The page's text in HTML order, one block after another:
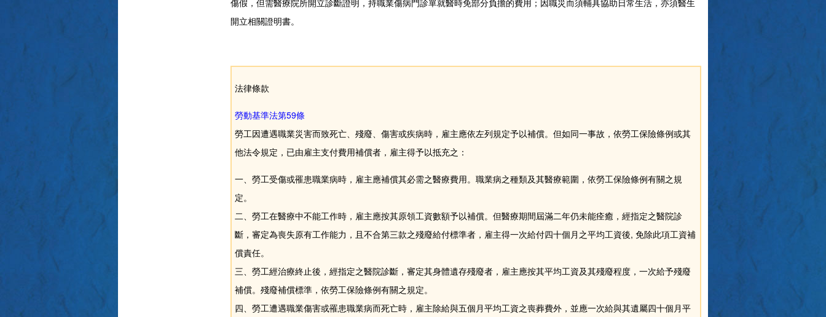
傷假，但需醫療院所開立診斷證明，持職業傷病門診單就醫時免部分負擔的費用；因職災而須輔具協助日常生活，亦須醫生
開立相關證明書。
法律條款
勞動基準法第59條
勞工因遭遇職業災害而致死亡、殘廢、傷害或疾病時，雇主應依左列規定予以補償。但如同一事故，依勞工保險條例或其
他法令規定，已由雇主支付費用補償者，雇主得予以抵充之：
一、勞工受傷或罹患職業病時，雇主應補償其必需之醫療費用。職業病之種類及其醫療範圍，依勞工保險條例有關之規
定。
二、勞工在醫療中不能工作時，雇主應按其原領工資數額予以補償。但醫療期間屆滿二年仍未能痊癒，經指定之醫院診
斷，審定為喪失原有工作能力，且不合第三款之殘廢給付標準者，雇主得一次給付四十個月之平均工資後, 免除此項工資補
償責任。
三、勞工經治療終止後，經指定之醫院診斷，審定其身體遺存殘廢者，雇主應按其平均工資及其殘廢程度，一次給予殘廢
補償。殘廢補償標準，依勞工保險條例有關之規定。
四、勞工遭遇職業傷害或罹患職業病而死亡時，雇主除給與五個月平均工資之喪葬費外，並應一次給與其遺屬四十個月平